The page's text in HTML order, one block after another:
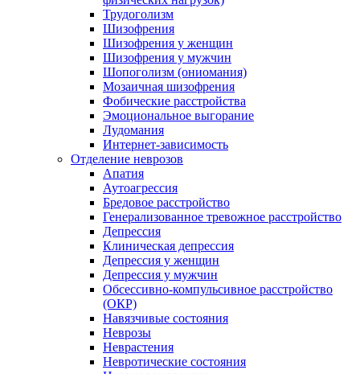
Трудоголизм
Шизофрения
Шизофрения у женщин
Шизофрения у мужчин
Шопоголизм (ониомания)
Мозаичная шизофрения
Фобические расстройства
Эмоциональное выгорание
Лудомания
Интернет-зависимость
Отделение неврозов
Апатия
Аутоагрессия
Бредовое расстройство
Генерализованное тревожное расстройство
Депрессия
Клиническая депрессия
Депрессия у женщин
Депрессия у мужчин
Обсессивно-компульсивное расстройство
(ОКР)
Навязчивые состояния
Неврозы
Неврастения
Невротические состояния